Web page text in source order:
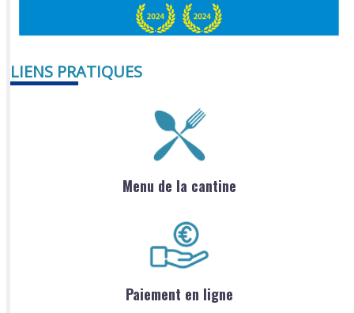
LIENS PRATIQUES
Menu de la cantine
Paiement en ligne